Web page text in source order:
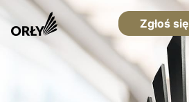
Zgłoś się